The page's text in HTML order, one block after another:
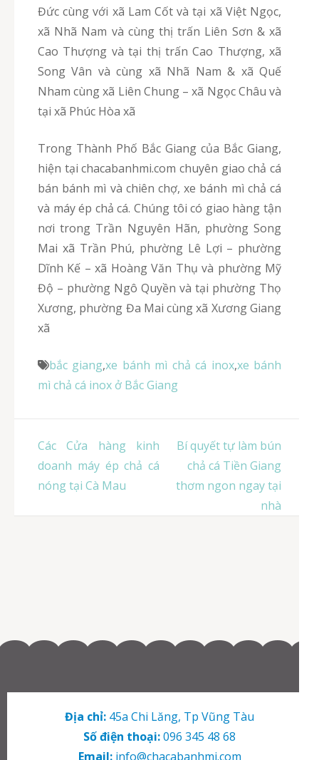
Đức cùng với xã Lam Cốt và tại xã Việt Ngọc,
xã Nhã Nam và cùng thị trấn Liên Sơn & xã
Cao Thượng và tại thị trấn Cao Thượng, xã
Song Vân và cùng xã Nhã Nam & xã Quế
Nham cùng xã Liên Chung – xã Ngọc Châu và
tại xã Phúc Hòa xã
Trong Thành Phố Bắc Giang của Bắc Giang,
hiện tại chacabanhmi.com chuyên giao chả cá
bán bánh mì và chiên chợ, xe bánh mì chả cá
và máy ép chả cá. Chúng tôi có giao hàng tận
nơi trong Trần Nguyên Hãn, phường Song
Mai xã Trần Phú, phường Lê Lợi – phường
Dĩnh Kế – xã Hoàng Văn Thụ và phường Mỹ
Độ – phường Ngô Quyền và tại phường Thọ
Xương, phường Đa Mai cùng xã Xương Giang
xã
bắc giang,xe bánh mì chả cá inox,xe bánh
mì chả cá inox ở Bắc Giang
Điều
hướng
bài
Các Cửa hàng kinh
doanh máy ép chả cá
nóng tại Cà Mau
Bí quyết tự làm bún
chả cá Tiền Giang
thơm ngon ngay tại
nhà
Địa chỉ: 45a Chi Lăng, Tp Vũng Tàu
Số điện thoại:096 345 48 68
Email:info@chacabanhmi.com